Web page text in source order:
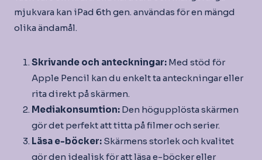
mjukvara kan iPad 6th gen. användas för en mängd
olika ändamål.
Skrivande och anteckningar: Med stöd för
Apple Pencil kan du enkelt ta anteckningar eller
rita direkt på skärmen.
Mediakonsumtion: Den högupplösta skärmen
gör det perfekt att titta på filmer och serier.
Läsa e-böcker: Skärmens storlek och kvalitet
gör den idealisk för att läsa e-böcker eller